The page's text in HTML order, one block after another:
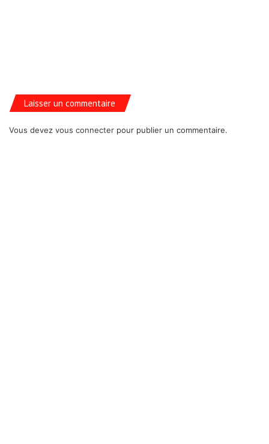
Laisser un commentaire
Vous devez vous connecter pour publier un commentaire.